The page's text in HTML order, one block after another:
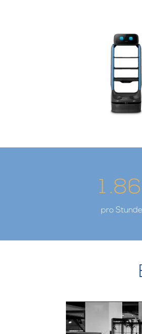
1 .86
pro Stunde